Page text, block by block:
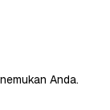
Anda.